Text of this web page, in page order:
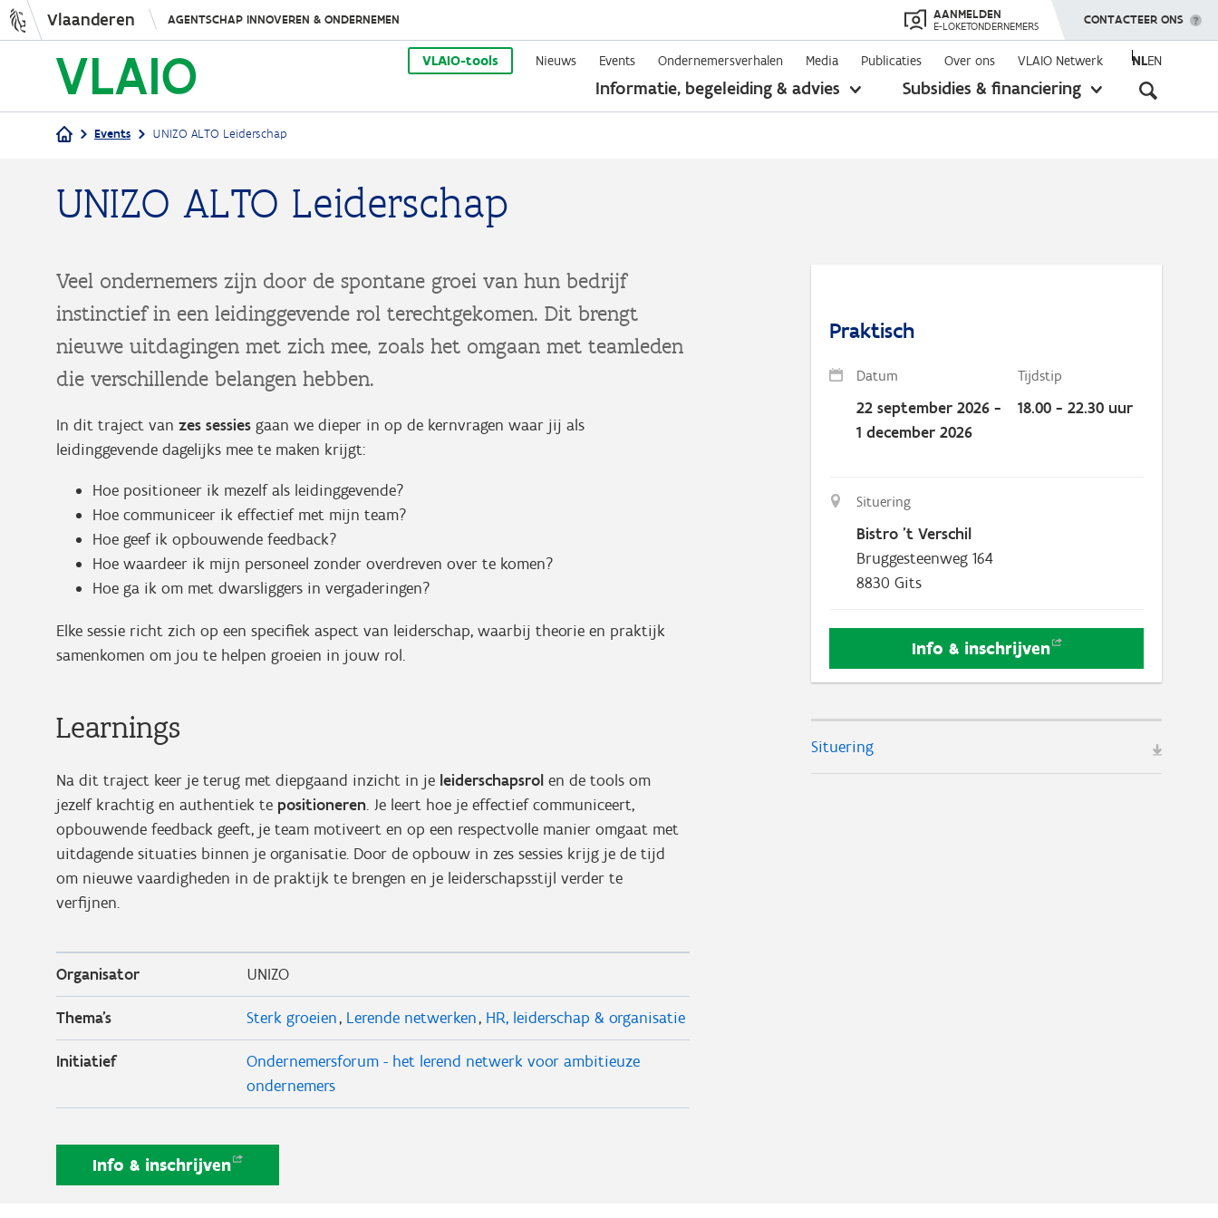
Overslaan
en
naar
de
Vlaanderen AGENTSCHAP INNOVEREN & ONDERNEMEN AANMELDEN
E-LOKETONDERNEMERS TOON MENU
CONTACTEER ONS
VLAIO-tools Nieuws Events Ondernemersverhalen Media Publicaties Over ons VLAIO Netwerk NLEN
Informatie, begeleiding & advies
toon
Subsidies & financiering
toon
Kruimelpad
Events UNIZO ALTO Leiderschap
UNIZO ALTO Leiderschap
Veel ondernemers zijn door de spontane groei van hun bedrijf
instinctief in een leidinggevende rol terechtgekomen. Dit brengt
nieuwe uitdagingen met zich mee, zoals het omgaan met teamleden
die verschillende belangen hebben.
In dit traject van zes sessies gaan we dieper in op de kernvragen waar jij als
leidinggevende dagelijks mee te maken krijgt:
Hoe positioneer ik mezelf als leidinggevende?
Hoe communiceer ik effectief met mijn team?
Hoe geef ik opbouwende feedback?
Hoe waardeer ik mijn personeel zonder overdreven over te komen?
Hoe ga ik om met dwarsliggers in vergaderingen?
Elke sessie richt zich op een specifiek aspect van leiderschap, waarbij theorie en praktijk
samenkomen om jou te helpen groeien in jouw rol.
Learnings
Na dit traject keer je terug met diepgaand inzicht in je leiderschapsrol en de tools om
jezelf krachtig en authentiek te positioneren. Je leert hoe je effectief communiceert,
opbouwende feedback geeft, je team motiveert en op een respectvolle manier omgaat met
uitdagende situaties binnen je organisatie. Door de opbouw in zes sessies krijg je de tijd
om nieuwe vaardigheden in de praktijk te brengen en je leiderschapsstijl verder te
verfijnen.
Organisator UNIZO
Thema's Sterk groeien Lerende netwerken HR, leiderschap & organisatie
Initiatief
Ondernemersforum - het lerend netwerk voor ambitieuze
ondernemers
Info & inschrijven
Praktisch
Datum Tijdstip
22 september 2026 -
1 december 2026
18.00 - 22.30 uur
Situering
Bistro ’t Verschil
Bruggesteenweg 164
8830 Gits
Info & inschrijven
Situering